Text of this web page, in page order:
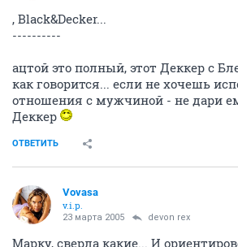
, Black&Decker...
----------
ацтой это полный, этот Деккер с
как говорится... если не хочешь
отношения с мужчиной - не дари
Деккер
ОТВЕТИТЬ
Vovasa
v.i.p.
23 марта 2005 devon rex
Марку, сверла какие... И